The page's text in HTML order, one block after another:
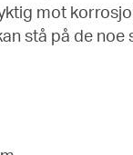
mot
stå på de